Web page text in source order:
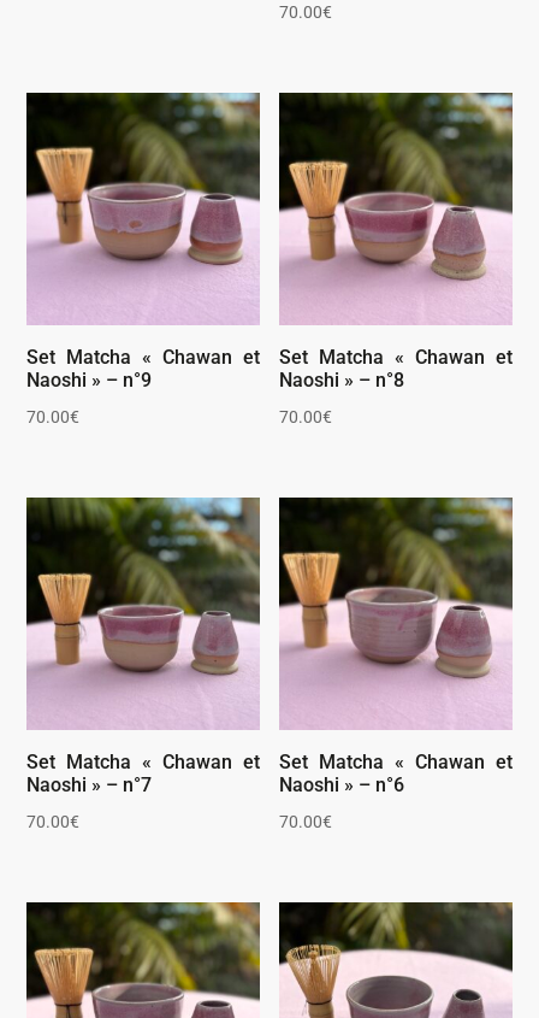
70.00€
Set Matcha « Chawan et
Naoshi » – n°9
70.00€
Set Matcha « Chawan et
Naoshi » – n°8
70.00€
Set Matcha « Chawan et
Naoshi » – n°7
70.00€
Set Matcha « Chawan et
Naoshi » – n°6
70.00€